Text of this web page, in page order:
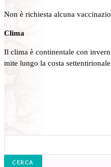
Non è richiesta alcuna
Clima
Il clima è continentale con
mite lungo la costa